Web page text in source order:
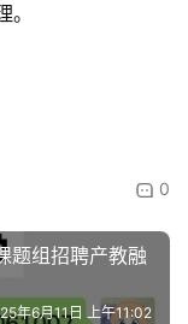
0
题组招聘产教融
年6月11日 上午11:02